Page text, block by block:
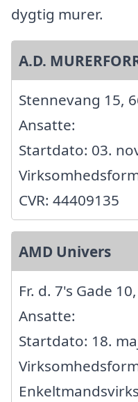
dygtig murer.
A.D.
Stennevang 15,
Ansatte:
Startdato: 03.
CVR: 44409135
AMD Univers
Fr. d. 7's Gade
Ansatte:
Startdato: 18.